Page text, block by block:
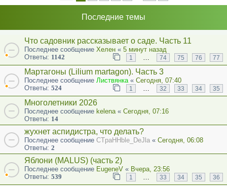
Последние темы
Что садовник рассказывает о саде. Часть 11
Последнее сообщение Хелен « 5 минут назад
Ответы: 1142 1 … 74 75 76 77
Мартагоны (Lilium martagon). Часть 3
Последнее сообщение Листвянка« Сегодня, 07:40
Ответы: 524 1 … 32 33 34 35
Многолетники 2026
Последнее сообщение kelena « Сегодня, 07:16
Ответы: 14
жухнет аспидистра, что делать?
Последнее сообщение CTpaHHble_DeJla « Сегодня, 06:08
Ответы: 2
Яблони (MALUS) (часть 2)
Последнее сообщение EugeneV « Вчера, 23:56
Ответы: 539 1 … 33 34 35 36